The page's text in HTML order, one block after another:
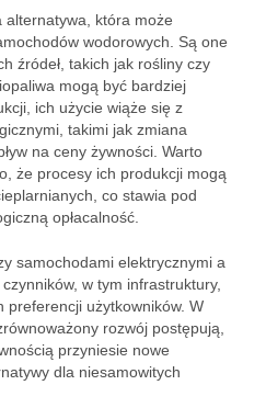
alternatywa, która może
wodorowych. Są one
źródeł, takich jak rośliny czy
mogą być bardziej
ich użycie wiąże się z
takimi jak zmiana
na ceny żywności. Warto
że procesy ich produkcji mogą
co stawia pod
opłacalność.
samochodami elektrycznymi a
w tym infrastruktury,
preferencji użytkowników. W
rozwój postępują,
przyniesie nowe
dla niesamowitych